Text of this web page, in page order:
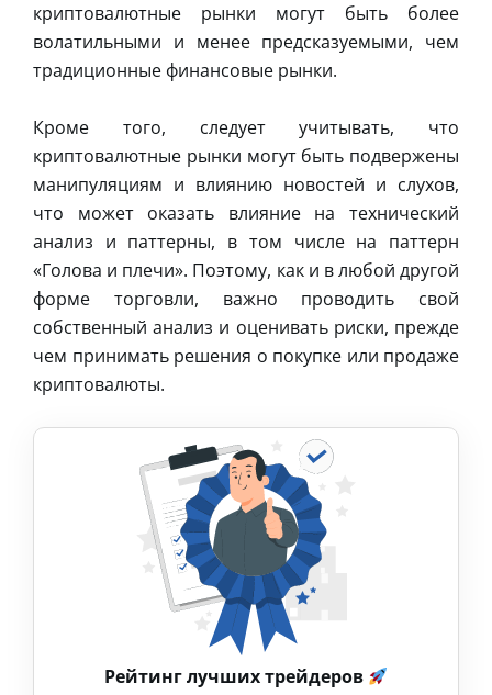
криптовалютные рынки могут быть более
волатильными и менее предсказуемыми, чем
традиционные финансовые рынки.
Кроме того, следует учитывать, что
криптовалютные рынки могут быть подвержены
манипуляциям и влиянию новостей и слухов,
что может оказать влияние на технический
анализ и паттерны, в том числе на паттерн
«Голова и плечи». Поэтому, как и в любой другой
форме торговли, важно проводить свой
собственный анализ и оценивать риски, прежде
чем принимать решения о покупке или продаже
криптовалюты.
Рейтинг лучших трейдеров